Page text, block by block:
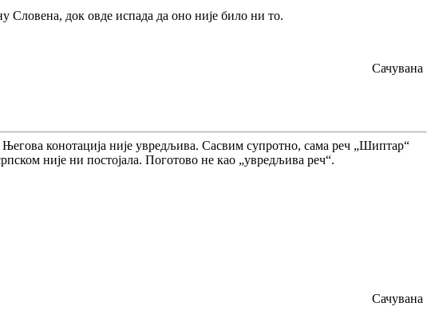
Словена, док овде испада да оно није било ни то.
Сачувана
Његова конотација није увредљива. Сасвим супротно, сама реч „Шиптар“
није ни постојала. Поготово не као „увредљива реч“.
Сачувана